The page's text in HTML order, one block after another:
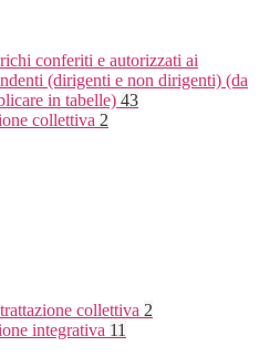
conferiti e autorizzati ai
(dirigenti e non dirigenti) (da
in tabelle) 43
collettiva 2
collettiva 2
integrativa 11